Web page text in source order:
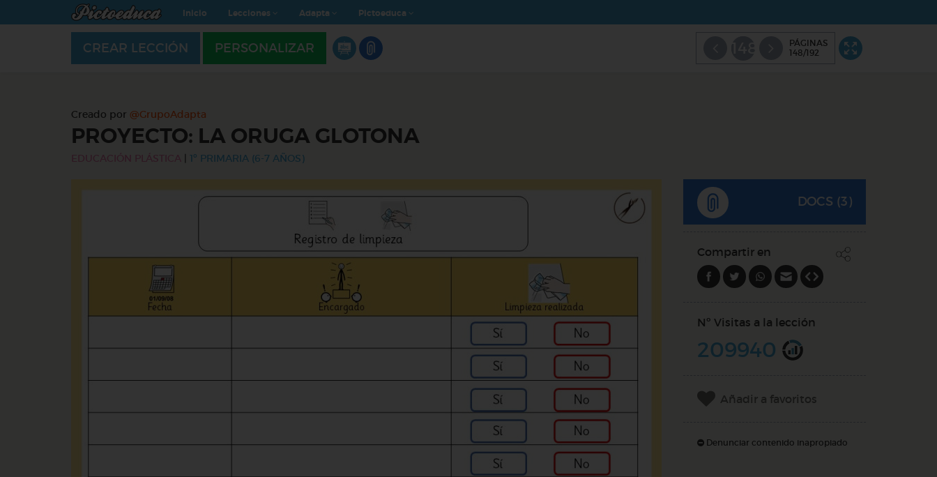
Inicio Lecciones Adapta Pictoeduca
CREAR LECCIÓN PERSONALIZAR
PÁGINAS
148/192
Creado por @GrupoAdapta
PROYECTO: LA ORUGA GLOTONA
EDUCACIÓN PLÁSTICA 1º PRIMARIA (6-7 AÑOS)
DOCS (3)
Compartir en
Nº Visitas a la lección
209940
Añadir a favoritos
Denunciar contenido inapropiado